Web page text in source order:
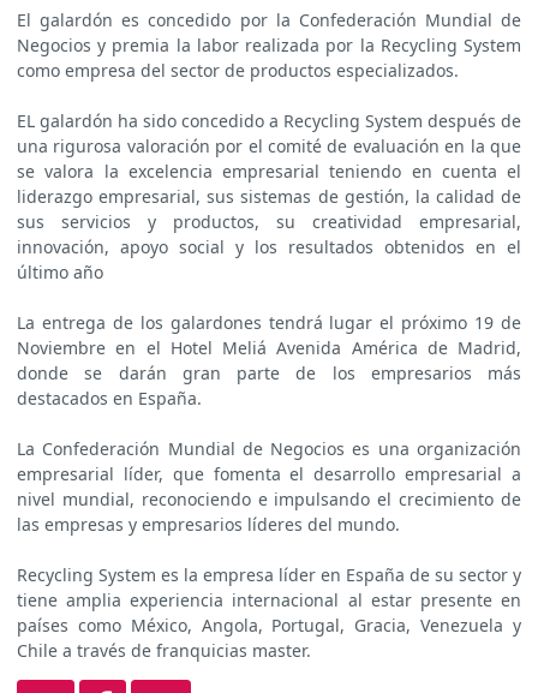
El galardón es concedido por la Confederación Mundial de
Negocios y premia la labor realizada por la Recycling System
como empresa del sector de productos especializados.
EL galardón ha sido concedido a Recycling System después de
una rigurosa valoración por el comité de evaluación en la que
se valora la excelencia empresarial teniendo en cuenta el
liderazgo empresarial, sus sistemas de gestión, la calidad de
sus servicios y productos, su creatividad empresarial,
innovación, apoyo social y los resultados obtenidos en el
último año
La entrega de los galardones tendrá lugar el próximo 19 de
Noviembre en el Hotel Meliá Avenida América de Madrid,
donde se darán gran parte de los empresarios más
destacados en España.
La Confederación Mundial de Negocios es una organización
empresarial líder, que fomenta el desarrollo empresarial a
nivel mundial, reconociendo e impulsando el crecimiento de
las empresas y empresarios líderes del mundo.
Recycling System es la empresa líder en España de su sector y
tiene amplia experiencia internacional al estar presente en
países como México, Angola, Portugal, Gracia, Venezuela y
Chile a través de franquicias master.